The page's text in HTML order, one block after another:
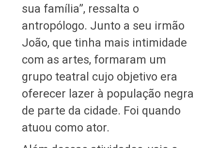
sua família”, ressalta o
antropólogo. Junto a seu irmão
João, que tinha mais intimidade
com as artes, formaram um
grupo teatral cujo objetivo era
oferecer lazer à população negra
de parte da cidade. Foi quando
atuou como ator.